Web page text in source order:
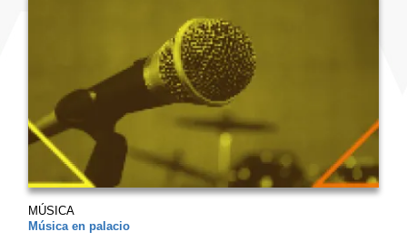
MÚSICA
Música en palacio